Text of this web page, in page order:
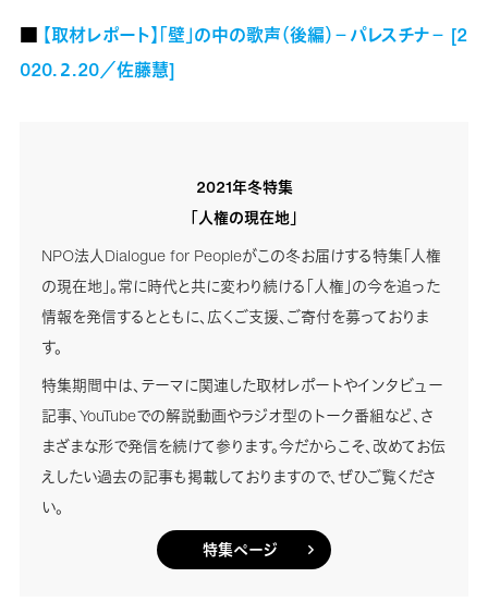
■ 【取材レポート】「壁」の中の歌声（後編）－パレスチナ－ [2
020.２.20／佐藤慧]
2021年冬特集
「人権の現在地」
NPO法人Dialogue for Peopleがこの冬お届けする特集「人権
の現在地」。常に時代と共に変わり続ける「人権」の今を追った
情報を発信するとともに、広くご支援、ご寄付を募っておりま
す。
特集期間中は、テーマに関連した取材レポートやインタビュー
記事、YouTubeでの解説動画やラジオ型のトーク番組など、さ
まざまな形で発信を続けて参ります。今だからこそ、改めてお伝
えしたい過去の記事も掲載しておりますので、ぜひご覧くださ
い。
特集ページ